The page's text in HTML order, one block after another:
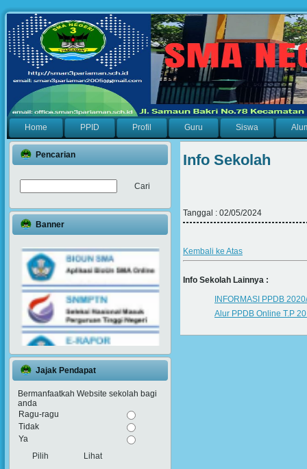
Home PPID Profil Guru Siswa
Pencarian
Banner
Jajak Pendapat
Bermanfaatkah Website sekolah bagi
anda
Ragu-ragu
Tidak
Ya
Lihat
Info Sekolah
Tanggal : 02/05/2024
Kembali ke Atas
Info Sekolah Lainnya :
INFORMASI PPDB
Alur PPDB Online T.P